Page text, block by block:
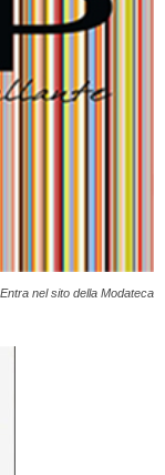
Entra nel sito della Modateca